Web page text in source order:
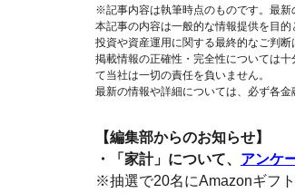
※記事内容は執筆時点のものです。最新
本記事の内容は一般的な情報提供を目
投資や資産運用に関する最終的なご判断
掲載情報の正確性・完全性については
て当社は一切の責任を負いません。
最新の情報や詳細については、必ず各
【編集部からのお知らせ】
・「家計」について、 アンケ
※抽選で20名にAmazonギフ